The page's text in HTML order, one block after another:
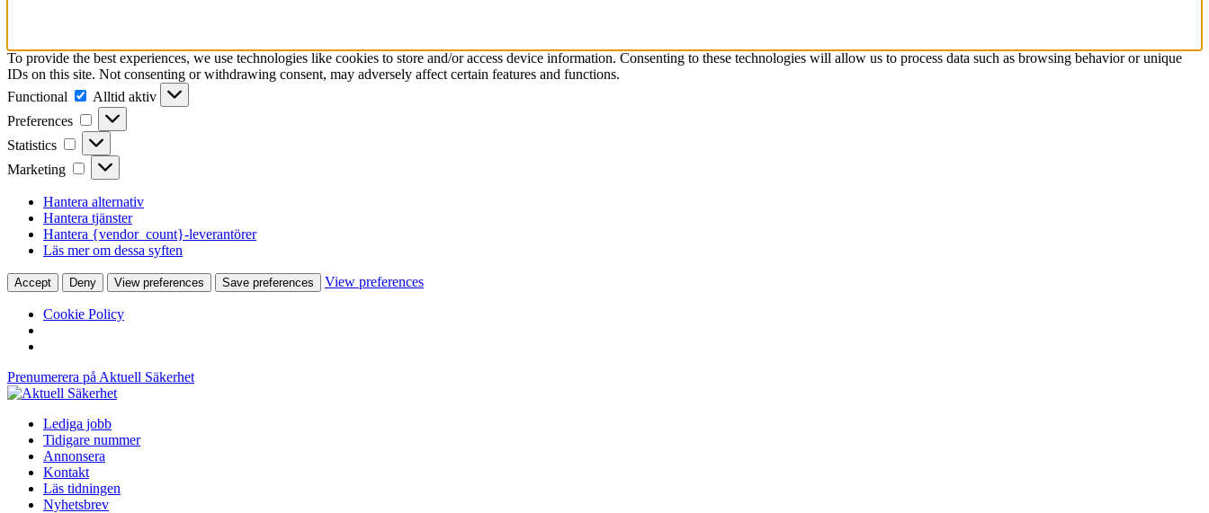
To provide the best experiences, we use technologies like cookies to store and/or access device information. Consenting to these technologies will allow us to process data such as browsing behavior or unique
IDs on this site. Not consenting or withdrawing consent, may adversely affect certain features and functions.
Functional
Functional
Alltid aktiv
Preferences
Preferences
Statistics Statistics
Marketing Marketing
Hantera alternativ
Hantera tjänster
Hantera {vendor_count}-leverantörer
Läs mer om dessa syften
Accept Deny View preferences Save preferences View preferences
Cookie Policy
Prenumerera på Aktuell Säkerhet
Lediga jobb
Tidigare nummer
Annonsera
Kontakt
Läs tidningen
Nyhetsbrev